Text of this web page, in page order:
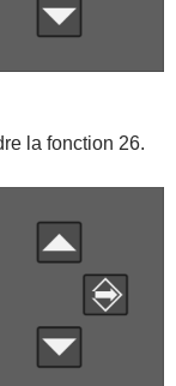
la fonction 26.